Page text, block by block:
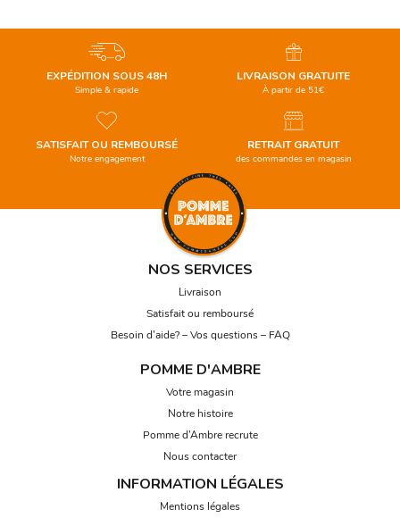
EXPÉDITION SOUS 48H
Simple & rapide
SATISFAIT OU REMBOURSÉ
Notre engagement
LIVRAISON GRATUITE
À partir de 51€
RETRAIT GRATUIT
des commandes en magasin
NOS SERVICES
Livraison
Satisfait ou remboursé
Besoin d’aide? – Vos questions – FAQ
POMME D'AMBRE
Votre magasin
Notre histoire
Pomme d’Ambre recrute
Nous contacter
INFORMATION LÉGALES
Mentions légales